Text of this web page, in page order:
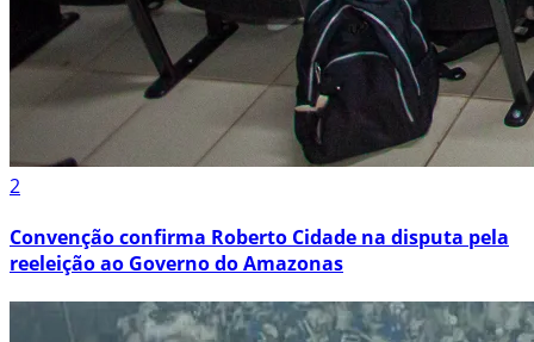
2
Convenção confirma Roberto Cidade na disputa pela
reeleição ao Governo do Amazonas